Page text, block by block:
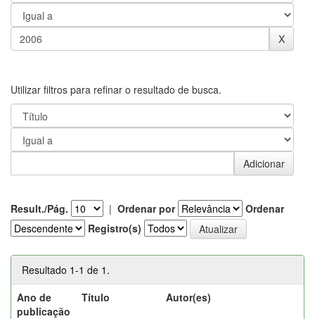
Utilizar filtros para refinar o resultado de busca.
Result./Pág. | Ordenar por
Ordenar
Registro(s)
Resultado 1-1 de 1.
Ano de
publicação
Título Autor(es)